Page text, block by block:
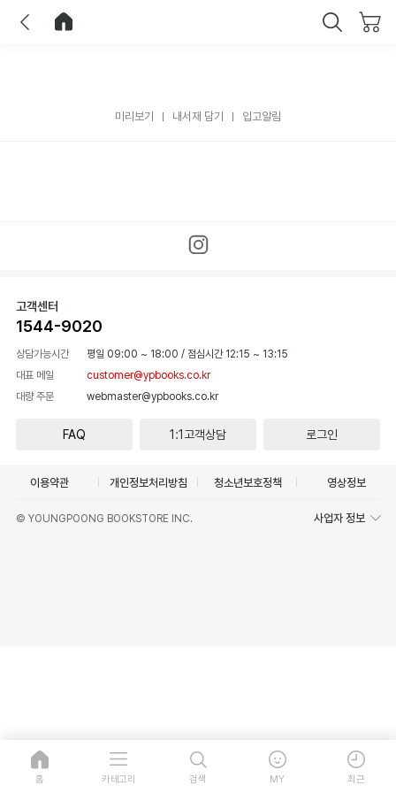
미리보기 내서재 담기 입고알림
고객센터
1544-9020
상담가능시간 평일 09:00 ~ 18:00 / 점심시간 12:15 ~ 13:15
대표 메일
customer@ypbooks.co.kr
대량 주문
webmaster@ypbooks.co.kr
FAQ 1:1고객상담 로그인
이용약관 개인정보처리방침 청소년보호정책 영상정보
© YOUNGPOONG BOOKSTORE INC. 사업자 정보
홈 카테고리 검색 MY 최근